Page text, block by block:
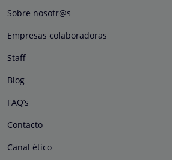
Sobre nosotr@s
Empresas colaboradoras
Staff
Blog
FAQ’s
Contacto
Canal ético